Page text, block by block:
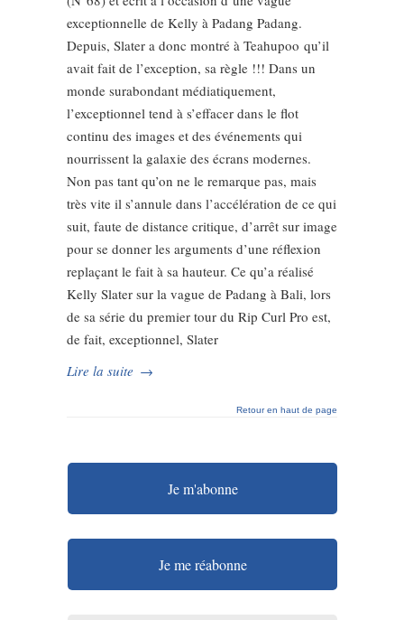
exceptionnelle de Kelly à Padang Padang.
Depuis, Slater a donc montré à Teahupoo qu’il
avait fait de l’exception, sa règle !!! Dans un
monde surabondant médiatiquement,
l’exceptionnel tend à s’effacer dans le flot
continu des images et des événements qui
nourrissent la galaxie des écrans modernes.
Non pas tant qu’on ne le remarque pas, mais
très vite il s’annule dans l’accélération de ce qui
suit, faute de distance critique, d’arrêt sur image
pour se donner les arguments d’une réflexion
replaçant le fait à sa hauteur. Ce qu’a réalisé
Kelly Slater sur la vague de Padang à Bali, lors
de sa série du premier tour du Rip Curl Pro est,
de fait, exceptionnel, Slater
Lire la suite →
Retour en haut de page
Je m'abonne
Je me réabonne